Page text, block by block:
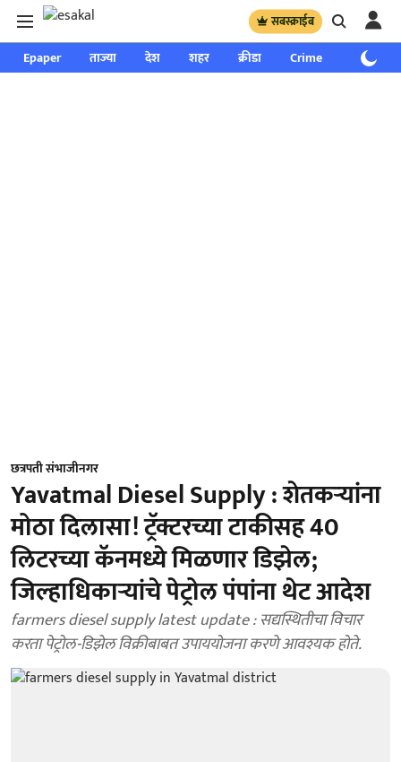
सबस्क्राईब
Epaper ताज्या देश शहर क्रीडा Crime साप्ताहिक
छत्रपती संभाजीनगर
Yavatmal Diesel Supply : शेतकऱ्यांना
मोठा दिलासा! ट्रॅक्टरच्या टाकीसह 40
लिटरच्या कॅनमध्ये मिळणार डिझेल;
जिल्हाधिकाऱ्यांचे पेट्रोल पंपांना थेट आदेश
farmers diesel supply latest update : सद्यस्थितीचा विचार
करता पेट्रोल-डिझेल विक्रीबाबत उपाययोजना करणे आवश्यक होते.